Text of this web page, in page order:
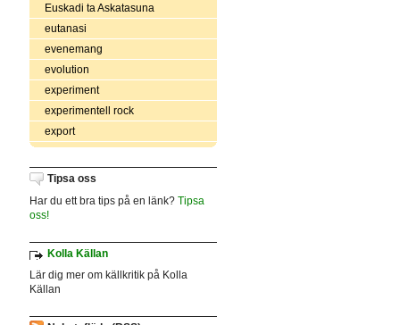
Euskadi ta Askatasuna
eutanasi
evenemang
evolution
experiment
experimentell rock
export
Tipsa oss
Har du ett bra tips på en länk? Tipsa
oss!
Kolla Källan
Lär dig mer om källkritik på Kolla
Källan